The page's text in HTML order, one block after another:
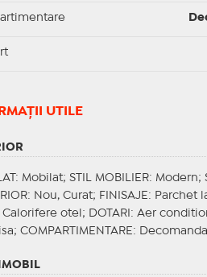
UTILE
: Mobilat; STIL MOBILIER: Modern;
: Nou, Curat; FINISAJE : Parchet
Calorifere otel;
DOTARI : Aer
COMPARTIMENTARE :